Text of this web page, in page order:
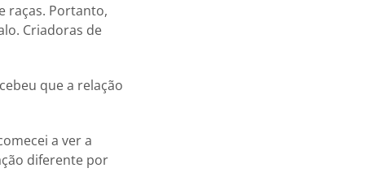
raças. Portanto,
Criadoras de
que a relação
a ver a
diferente por